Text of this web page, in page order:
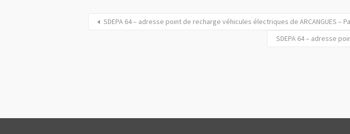
SDEPA 64 – adresse point de recharge véhicules électriques de ARCANGUES –
SDEPA 64 – adresse